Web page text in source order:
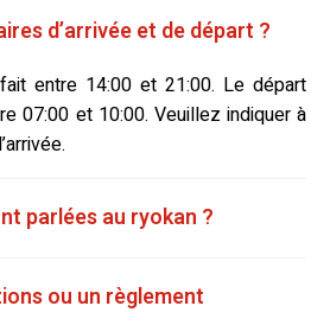
d’arrivée et de départ ?
entre 14:00 et 21:00. Le départ
07:00 et 10:00. Veuillez indiquer à
parlées au ryokan ?
ou un règlement